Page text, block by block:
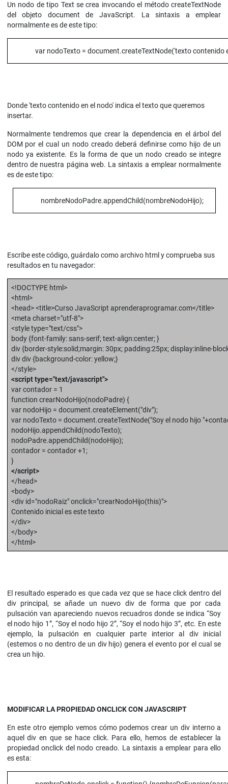
Un nodo de tipo Text se crea invocando el método createTextNode
del objeto document de JavaScript. La sintaxis a emplear
normalmente es de este tipo:
var nodoTexto = document.createTextNode('texto contenido
Donde 'texto contenido en el nodo' indica el texto que queremos
insertar.
Normalmente tendremos que crear la dependencia en el árbol del
DOM por el cual un nodo creado deberá definirse como hijo de un
nodo ya existente. Es la forma de que un nodo creado se integre
dentro de nuestra página web. La sintaxis a emplear normalmente
es de este tipo:
nombreNodoPadre.appendChild(nombreNodoHijo);
Escribe este código, guárdalo como archivo html y comprueba sus
resultados en tu navegador:
<!DOCTYPE html>
<html>
<head> <title>Curso JavaScript aprenderaprogramar.com</title>
<meta charset="utf-8">
<style type="text/css">
body {font-family: sans-serif; text-align:center; }
div {border-style:solid;margin: 30px; padding:25px; display:inline-
div div {background-color: yellow;}
</style>
<script type="text/javascript">
var contador = 1
function crearNodoHijo(nodoPadre) {
var nodoHijo = document.createElement("div");
var nodoTexto = document.createTextNode("Soy el nodo hijo
nodoHijo.appendChild(nodoTexto);
nodoPadre.appendChild(nodoHijo);
contador = contador +1;
}
</script>
</head>
<body>
<div id="nodoRaiz" onclick="crearNodoHijo(this)">
Contenido inicial es este texto
</div>
</body>
</html>
El resultado esperado es que cada vez que se hace click dentro del
div principal, se añade un nuevo div de forma que por cada
pulsación van apareciendo nuevos recuadros donde se indica “Soy
el nodo hijo 1”, “Soy el nodo hijo 2”, “Soy el nodo hijo 3”, etc. En este
ejemplo, la pulsación en cualquier parte interior al div inicial
(estemos o no dentro de un div hijo) genera el evento por el cual se
crea un hijo.
MODIFICAR LA PROPIEDAD ONCLICK CON JAVASCRIPT
En este otro ejemplo vemos cómo podemos crear un div interno a
aquel div en que se hace click. Para ello, hemos de establecer la
propiedad onclick del nodo creado. La sintaxis a emplear para ello
es esta: